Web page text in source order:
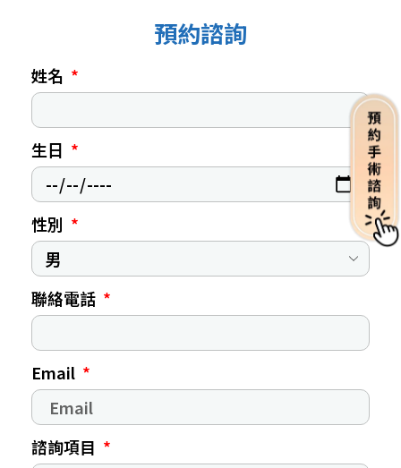
預約諮詢
姓名
生日
性別
聯絡電話
Email
諮詢項目